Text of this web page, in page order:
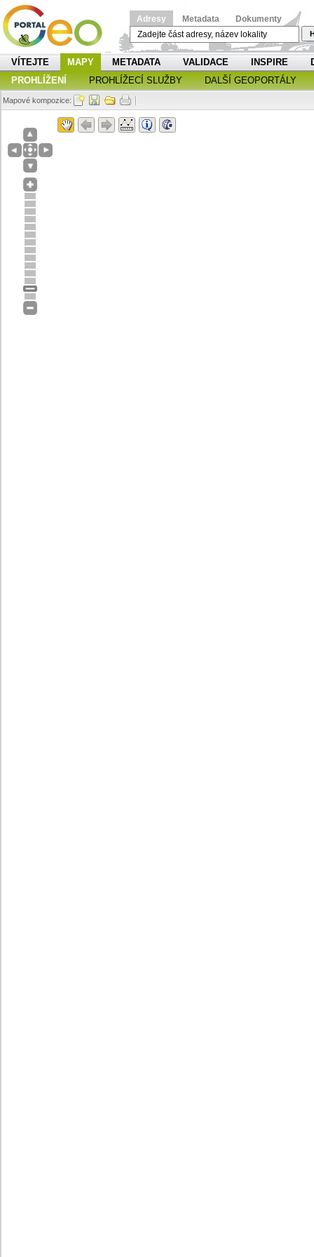
Adresy Metadata Dokumenty
VÍTEJTE MAPY METADATA VALIDACE INSPIRE
PROHLÍŽENÍ
PROHLÍŽECÍ SLUŽBY DALŠÍ GEOPORTÁLY
Mapové kompozice: